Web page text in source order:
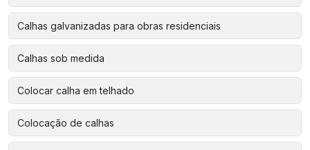
Calhas galvanizadas para obras residenciais
Calhas sob medida
Colocar calha em telhado
Colocação de calhas